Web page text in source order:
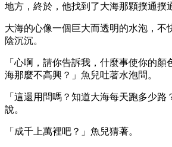
地方，終於，他找到了大海那顆撲通撲
大海的心像一個巨大而透明的水泡，不
陰沉沉。
「心啊，請你告訴我，什麼事使你的顏
海那麼不高興？」魚兒吐著水泡問。
「這還用問嗎？知道大海每天跑多少路
說。
「成千上萬裡吧？」魚兒猜著。